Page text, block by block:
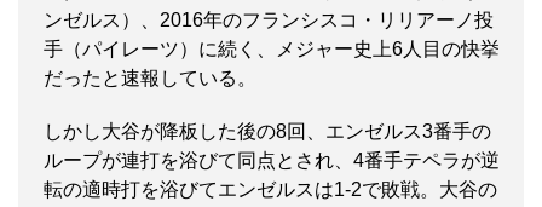
ンゼルス）、2016年のフランシスコ・リリアーノ投
手（パイレーツ）に続く、メジャー史上6人目の快挙
だったと速報している。
しかし大谷が降板した後の8回、エンゼルス3番手の
ループが連打を浴びて同点とされ、4番手テペラが逆
転の適時打を浴びてエンゼルスは1-2で敗戦。大谷の